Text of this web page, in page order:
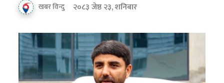
खबर विन्दु २०८३ जेष्ठ २३, शनिबार